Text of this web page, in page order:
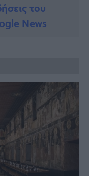
του
News